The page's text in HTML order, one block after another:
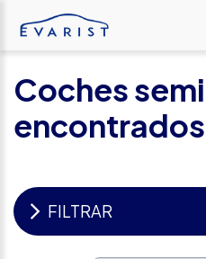
Coches
encontrados
FILTRAR